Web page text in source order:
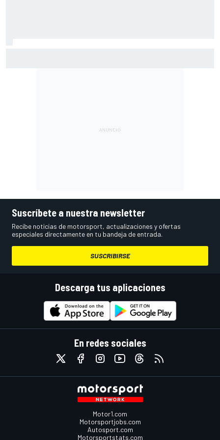
Suscríbete a nuestra newsletter
Recibe noticias de motorsport, actualizaciones y ofertas
especiales directamente en tu bandeja de entrada.
SUSCRIBIRSE
Descarga tus aplicaciones
En redes sociales
Motor1.com
Motorsportjobs.com
Autosport.com
Motorsportstats.com